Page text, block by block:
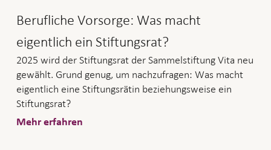
Berufliche Vorsorge: Was macht
eigentlich ein Stiftungsrat?
2025 wird der Stiftungsrat der Sammelstiftung Vita neu
gewählt. Grund genug, um nachzufragen: Was macht
eigentlich eine Stiftungsrätin beziehungsweise ein
Stiftungsrat?
Mehr erfahren